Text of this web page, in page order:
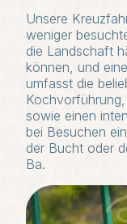
Unsere
weniger
die Landschaft
können, und
umfasst die
sowie einen
bei Besuchen
der Bucht oder
Ba.